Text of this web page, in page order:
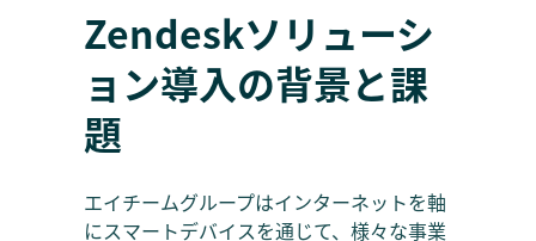
Zendeskソリューシ
ョン導入の背景と課
題
エイチームグループはインターネットを軸
にスマートデバイスを通じて、様々な事業